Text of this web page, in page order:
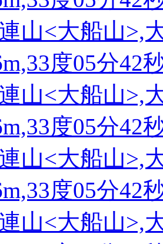
山<大船山>,
度05分42
山<大船山>,
度05分42
山<大船山>,
度05分42
山<大船山>,